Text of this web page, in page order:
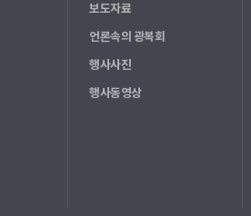
보도자료
언론속의 광복회
행사사진
행사동영상